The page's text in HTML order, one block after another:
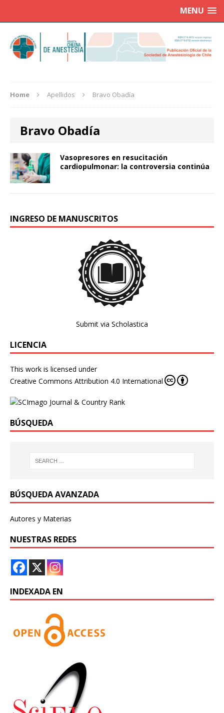
MENU
Home Apellidos Bravo Obadía
Bravo Obadía
Vasopresores en resucitación
cardiopulmonar: la controversia continúa
INGRESO DE MANUSCRITOS
Submit via Scholastica
LICENCIA
This work is licensed under
Creative Commons Attribution 4.0 International
BÚSQUEDA
BÚSQUEDA AVANZADA
Autores y Materias
NUESTRAS REDES
INDEXADA EN